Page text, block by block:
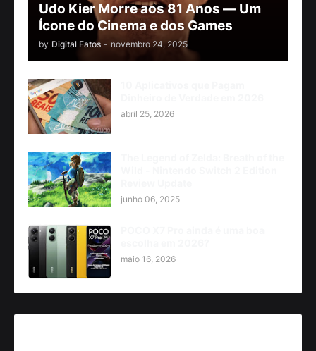
Udo Kier Morre aos 81 Anos — Um
Ícone do Cinema e dos Games
by Digital Fatos - novembro 24, 2025
abril 25, 2026
junho 06, 2025
maio 16, 2026